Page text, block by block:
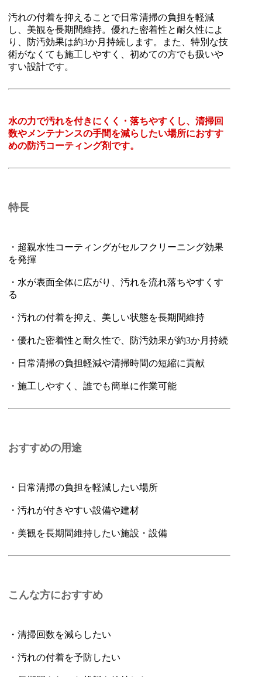
汚れの付着を抑えることで日常清掃の負担を軽減
し、美観を長期間維持。優れた密着性と耐久性によ
り、防汚効果は約3か月持続します。また、特別な技
術がなくても施工しやすく、初めての方でも扱いや
すい設計です。
水の力で汚れを付きにくく・落ちやすくし、清掃回
数やメンテナンスの手間を減らしたい場所におすす
めの防汚コーティング剤です。
特長
・超親水性コーティングがセルフクリーニング効果
を発揮
・水が表面全体に広がり、汚れを流れ落ちやすくす
る
・汚れの付着を抑え、美しい状態を長期間維持
・優れた密着性と耐久性で、防汚効果が約3か月持続
・日常清掃の負担軽減や清掃時間の短縮に貢献
・施工しやすく、誰でも簡単に作業可能
おすすめの用途
・日常清掃の負担を軽減したい場所
・汚れが付きやすい設備や建材
・美観を長期間維持したい施設・設備
こんな方におすすめ
・清掃回数を減らしたい
・汚れの付着を予防したい